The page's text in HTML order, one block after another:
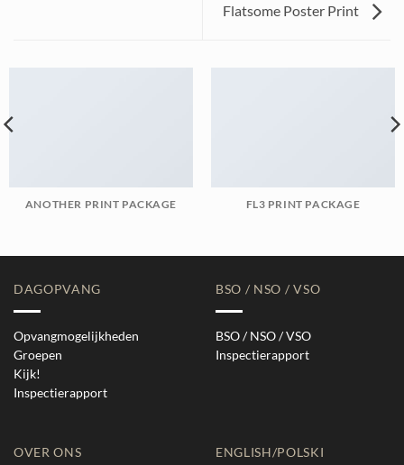
Flatsome Poster Print
ANOTHER PRINT PACKAGE FL3 PRINT PACKAGE
DAGOPVANG
Opvangmogelijkheden
Groepen
Kijk!
Inspectierapport
BSO / NSO / VSO
BSO / NSO / VSO
Inspectierapport
OVER ONS ENGLISH/POLSKI